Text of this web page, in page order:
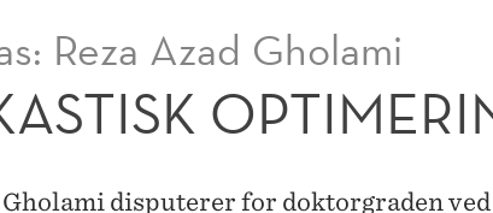
Reza Azad Gholami
Gholami disputerer for doktorgraden